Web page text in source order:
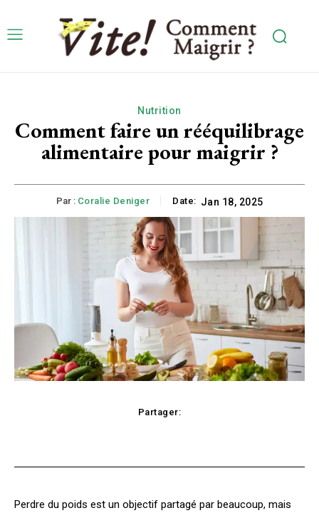
Nutrition
Comment faire un rééquilibrage
alimentaire pour maigrir ?
Par : Coralie Deniger Date: Jan 18, 2025
Partager:
Perdre du poids est un objectif partagé par beaucoup, mais